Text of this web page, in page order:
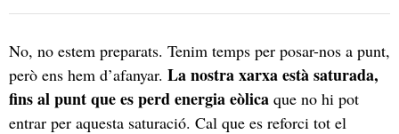
No, no estem preparats. Tenim temps per posar-nos a punt,
però ens hem d’afanyar. La nostra xarxa està saturada,
fins al punt que es perd energia eòlica que no hi pot
entrar per aquesta saturació. Cal que es reforci tot el